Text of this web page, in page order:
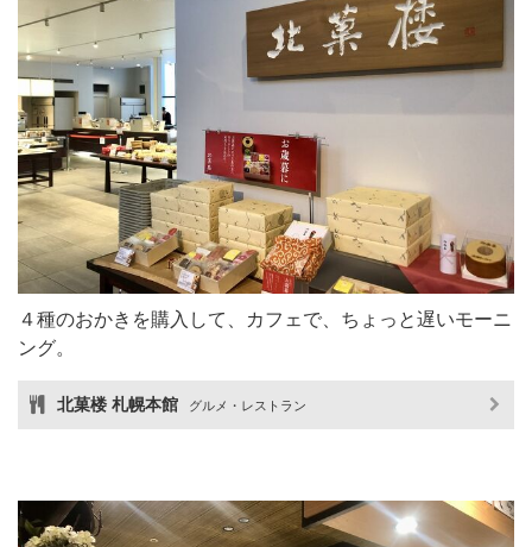
４種のおかきを購入して、カフェで、ちょっと遅いモーニ
ング。
北菓楼 札幌本館 グルメ・レストラン